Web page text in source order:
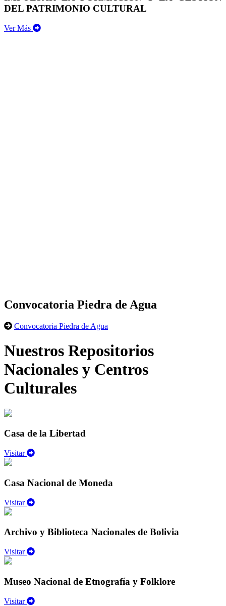
DEL PATRIMONIO CULTURAL
Ver Más
Convocatoria Piedra de Agua
Convocatoria Piedra de Agua
Nuestros Repositorios
Nacionales y Centros
Culturales
Casa de la Libertad
Visitar
Casa Nacional de Moneda
Visitar
Archivo y Biblioteca Nacionales de Bolivia
Visitar
Museo Nacional de Etnografía y Folklore
Visitar